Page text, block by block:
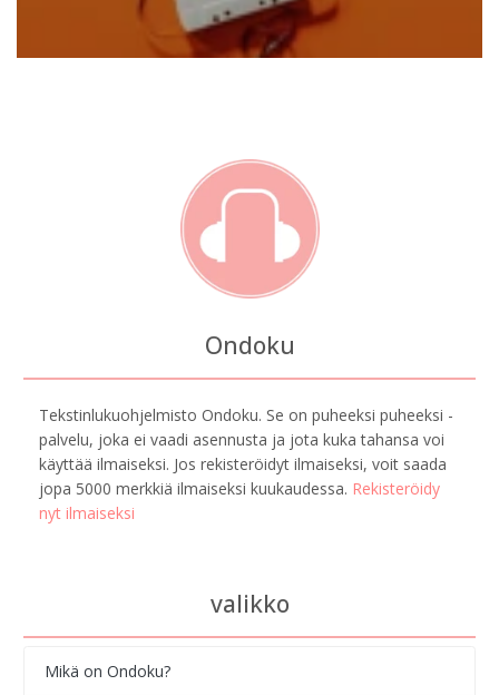
Ondoku
Tekstinlukuohjelmisto Ondoku. Se on puheeksi puheeksi -
palvelu, joka ei vaadi asennusta ja jota kuka tahansa voi
käyttää ilmaiseksi. Jos rekisteröidyt ilmaiseksi, voit saada
jopa 5000 merkkiä ilmaiseksi kuukaudessa. Rekisteröidy
nyt ilmaiseksi
valikko
Mikä on Ondoku?